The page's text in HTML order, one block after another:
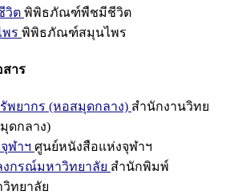
วิต พิพิธภัณฑ์พืชมีชีวิต
ร พิพิธภัณฑ์สมุนไพร
สาร
พยากร (หอสมุดกลาง) สำนักงานวิทย
ดกลาง)
ฬาฯ ศูนย์หนังสือแห่งจุฬาฯ
กรณ์มหาวิทยาลัย สำนักพิมพ์
ทยาลัย